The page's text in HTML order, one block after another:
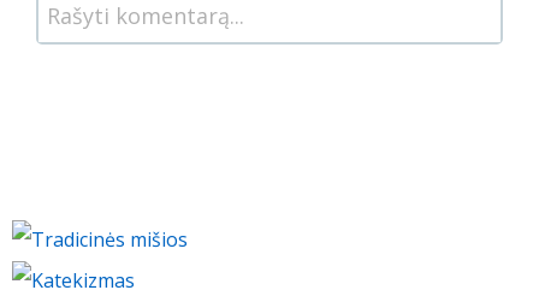
Rašyti komentarą...